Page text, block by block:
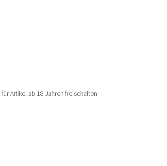
Artikel ab 18 Jahren freischalten